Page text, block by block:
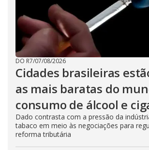
DO R7/07/08/2026
Cidades brasileiras
as mais baratas do
consumo de álcool e
Dado contrasta com a pressão da
tabaco em meio às negociações para
reforma tributária